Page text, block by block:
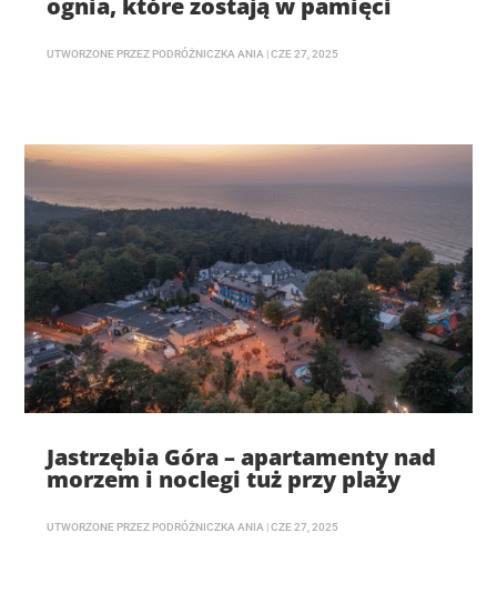
UTWORZONE PRZEZ PODRÓŻNICZKA ANIA |CZE 27, 2025
Jastrzębia Góra – apartamenty nad
morzem i noclegi tuż przy plaży
UTWORZONE PRZEZ PODRÓŻNICZKA ANIA |CZE 27, 2025